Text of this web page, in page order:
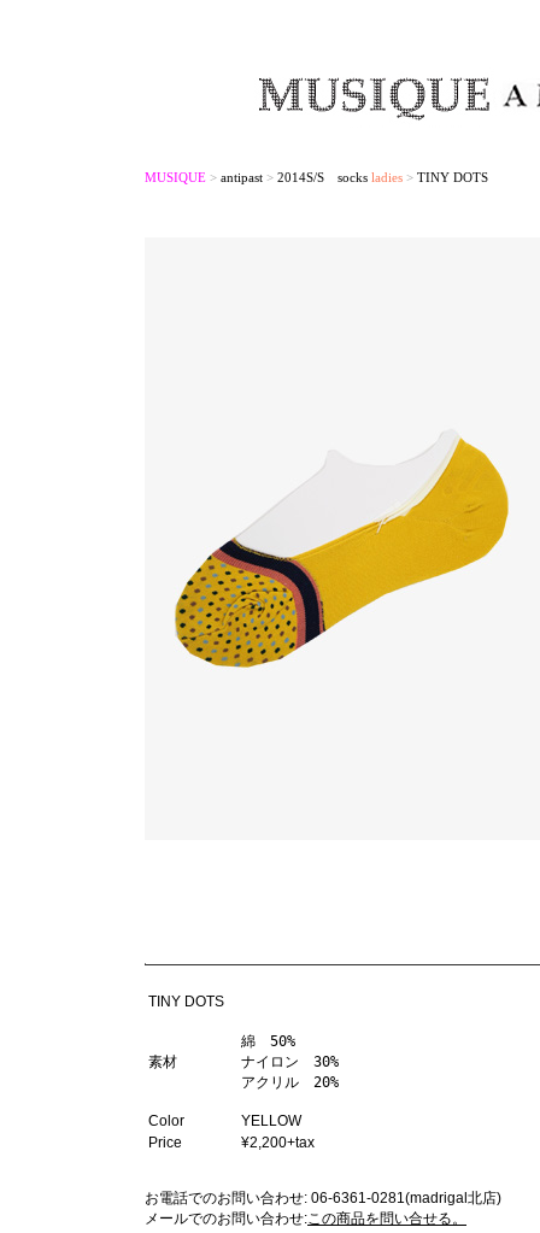
MUSIQUE > antipast > 2014S/S socks ladies > TINY DOTS
TINY DOTS
素材
綿　50%
ナイロン　30%
アクリル　20%
Color
YELLOW
Price
¥2,200+tax
お電話でのお問い合わせ: 06-6361-0281(madrigal北店)
メールでのお問い合わせ:この商品を問い合せる。